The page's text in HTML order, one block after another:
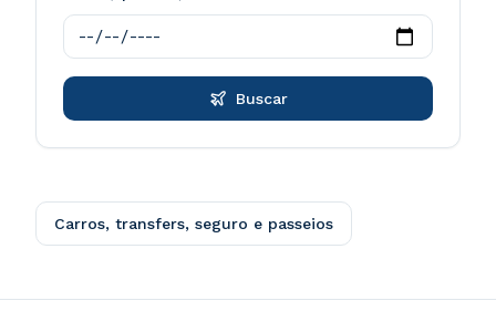
Buscar
Carros, transfers, seguro e passeios